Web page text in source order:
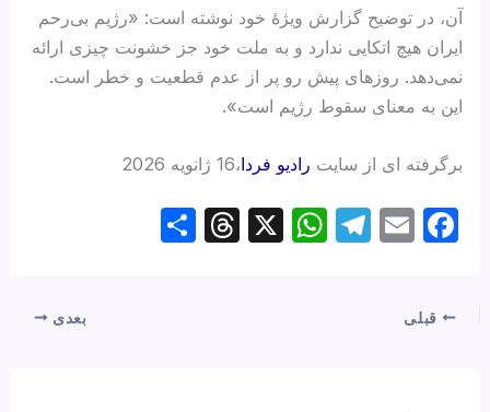
آن، در توضیح گزارش ویژهٔ خود نوشته است: «رژیم بی‌رحم
ایران هیچ اتکایی ندارد و به ملت خود جز خشونت چیزی ارائه
نمی‌دهد. روزهای پیش رو پر از عدم قطعیت و خطر است.
این به معنای سقوط رژیم است».
برگرفته ای از سایت رادیو فردا،16 ژانویه 2026
F
e
E
T
W
X
T
قبلی بعدی